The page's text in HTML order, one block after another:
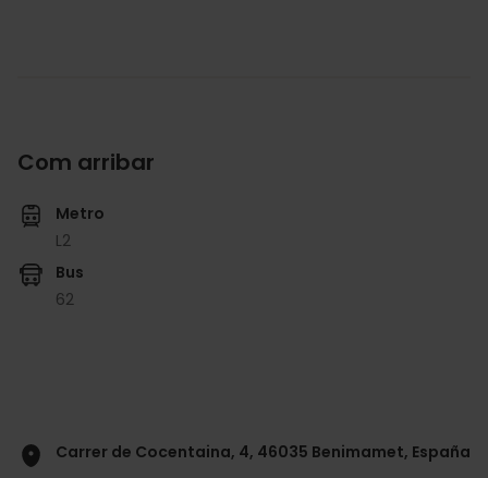
Com arribar
Metro
L2
Bus
62
Carrer de Cocentaina, 4, 46035 Benimamet, España